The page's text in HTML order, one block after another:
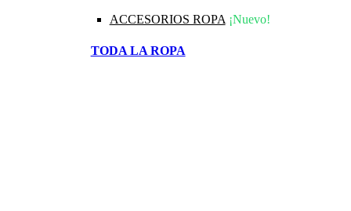
ACCESORIOS ROPA ¡Nuevo!
TODA LA ROPA